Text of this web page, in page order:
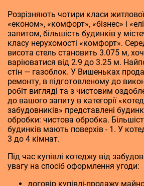
Розрізняють чотири класи
«економ», «комфорт», «бізнес» і
запитом, більшість будинків у
класу нерухомості «комфорт».
висота стель становить 3.075 м,
варіюватися від 2.9 до 3.25 м.
стін — газоблок. У Вишеньках
ремонту, в підготовленому до
робіт вигляді та з чистовим
до вашого запиту в категорії
забудовників» представлені
обробки: чистова обробка.
будинків мають поверхів - 1. У
3 до 4 кімнат.
Під час купівлі котеджу від
увагу на спосіб оформлення угоди:
договір купівлі-продажу